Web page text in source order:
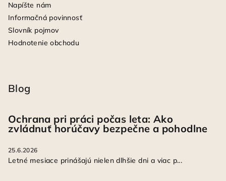
Napíšte nám
Informačná povinnosť
Slovník pojmov
Hodnotenie obchodu
Blog
Ochrana pri práci počas leta: Ako
zvládnuť horúčavy bezpečne a pohodlne
25.6.2026
Letné mesiace prinášajú nielen dlhšie dni a viac p...